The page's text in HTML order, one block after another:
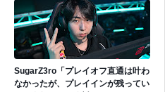
SugarZ3ro「プレイオフ直通は叶わ
なかったが、プレイインが残ってい